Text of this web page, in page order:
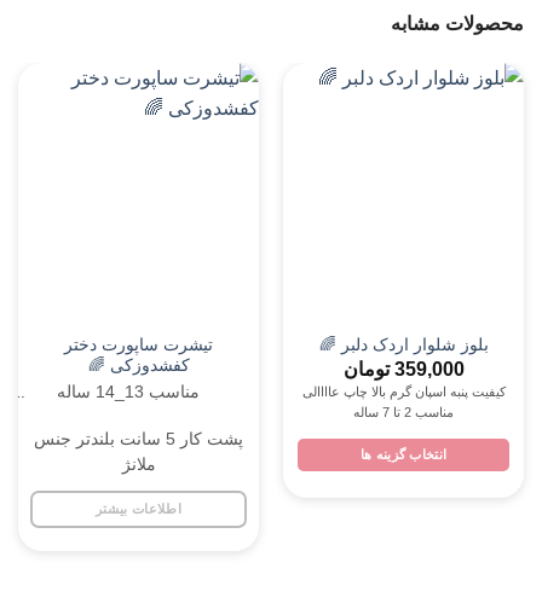
محصولات مشابه
بلوز شلوار اردک دلبر 🌈
359,000 تومان
کیفیت پنبه اسپان گرم بالا چاپ عاااالی
مناسب 2 تا 7 ساله
انتخاب گزینه ها
تیشرت ساپورت دختر
کفشدوزکی 🌈
مناسب 13_14 ساله
پشت کار 5 سانت بلندتر جنس
ملانژ
اطلاعات بیشتر